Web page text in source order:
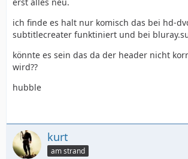
ich finde es halt nur komisch das bei hd-
subtitlecreater funktiniert und bei
könnte es sein das da der header nicht
wird??
hubble
kurt
am strand